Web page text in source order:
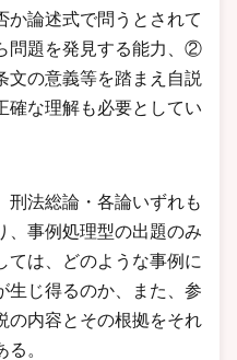
か論述式で問うとされて
問題を発見する能力、②
文の意義等を踏まえ自説
確な理解も必要としてい
刑法総論・各論いずれも
、事例処理型の出題のみ
ては、どのような事例に
生じ得るのか、また、参
の内容とその根拠をそれ
。